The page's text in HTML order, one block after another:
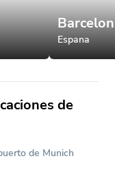
Espana
de
de Munich